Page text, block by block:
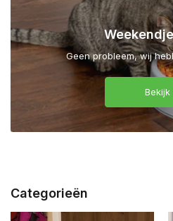
Geen probleem, wij
Bekijk
Categorieën